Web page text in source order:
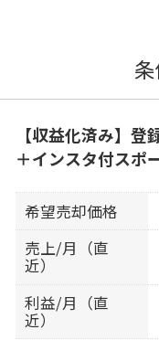
【収益化済み】
＋インスタ付スポ
希望売却価格
売上/月（直
近）
利益/月（直
近）